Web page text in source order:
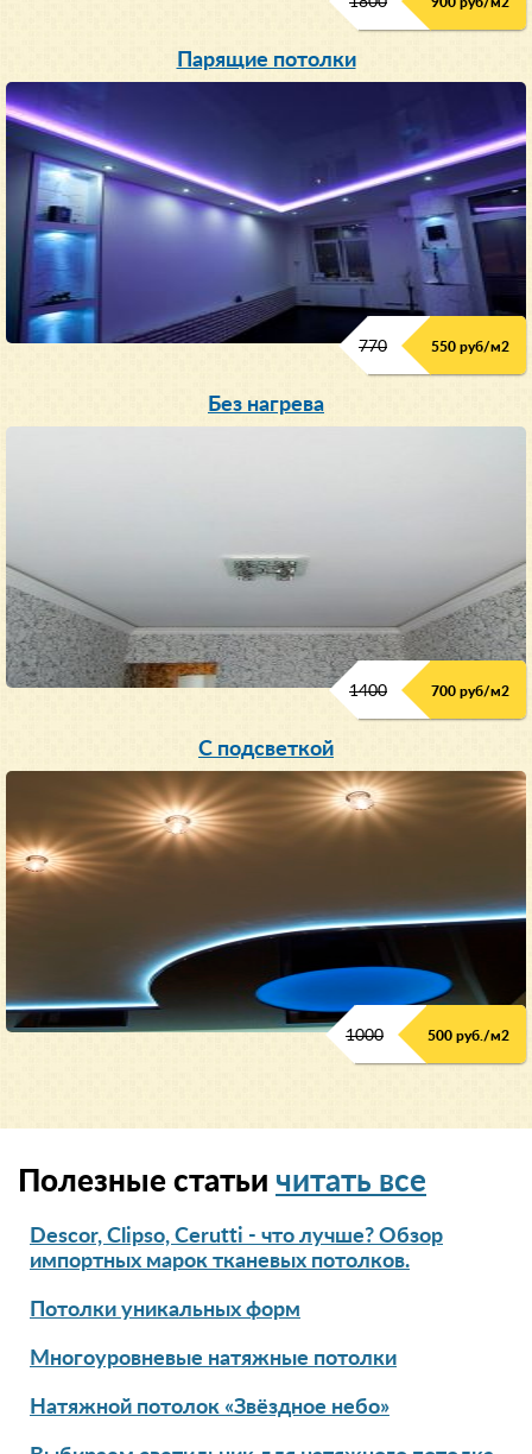
Парящие потолки
770 550 руб/м2
Без нагрева
1400 700 руб/м2
С подсветкой
1000 500 руб./м2
Полезные статьи читать все
Descor, Clipso, Cerutti - что лучше? Обзор
импортных марок тканевых потолков.
Потолки уникальных форм
Многоуровневые натяжные потолки
Натяжной потолок «Звёздное небо»